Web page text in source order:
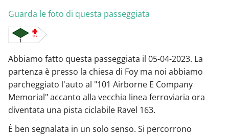
Guarda le foto di questa passeggiata
Abbiamo fatto questa passeggiata il 05-04-2023. La
partenza è presso la chiesa di Foy ma noi abbiamo
parcheggiato l'auto al "101 Airborne E Company
Memorial" accanto alla vecchia linea ferroviaria ora
diventata una pista ciclabile Ravel 163.
È ben segnalata in un solo senso. Si percorrono